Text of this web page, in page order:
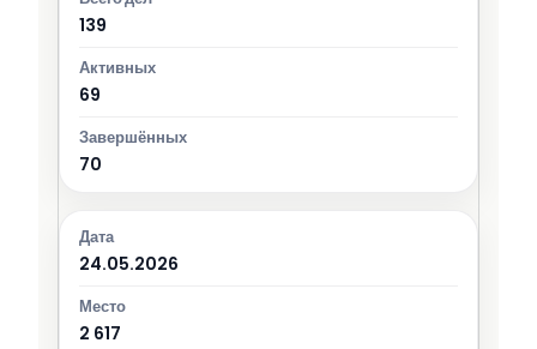
139
69
70
24.05.2026
2 617